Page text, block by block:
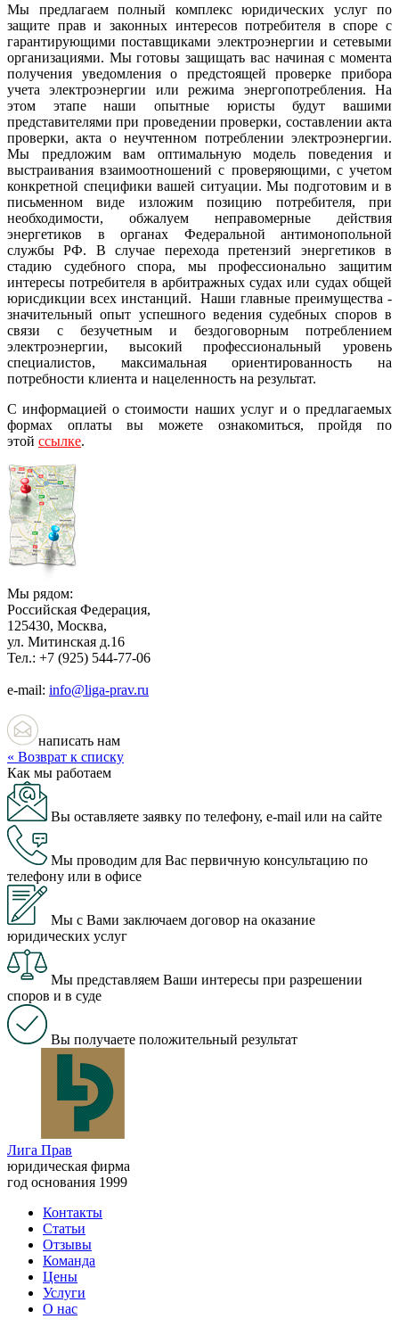
Мы предлагаем полный комплекс юридических услуг по
защите прав и законных интересов потребителя в споре с
гарантирующими поставщиками электроэнергии и сетевыми
организациями. Мы готовы защищать вас начиная с момента
получения уведомления о предстоящей проверке прибора
учета электроэнергии или режима энергопотребления. На
этом этапе наши опытные юристы будут вашими
представителями при проведении проверки, составлении акта
проверки, акта о неучтенном потреблении электроэнергии.
Мы предложим вам оптимальную модель поведения и
выстраивания взаимоотношений с проверяющими, с учетом
конкретной специфики вашей ситуации. Мы подготовим и в
письменном виде изложим позицию потребителя, при
необходимости, обжалуем неправомерные действия
энергетиков в органах Федеральной антимонопольной
службы РФ. В случае перехода претензий энергетиков в
стадию судебного спора, мы профессионально защитим
интересы потребителя в арбитражных судах или судах общей
юрисдикции всех инстанций. Наши главные преимущества -
значительный опыт успешного ведения судебных споров в
связи с безучетным и бездоговорным потреблением
электроэнергии, высокий профессиональный уровень
специалистов, максимальная ориентированность на
потребности клиента и нацеленность на результат.
С информацией о стоимости наших услуг и о предлагаемых
формах оплаты вы можете ознакомиться, пройдя по
этой ссылке.
Мы рядом:
Российская Федерация,
125430, Москва,
ул. Митинская д.16
Тел.: +7 (925) 544-77-06
e-mail: info@liga-prav.ru
написать нам
« Возврат к списку
Как мы работаем
Вы оставляете заявку по телефону, e-mail или на сайте
Мы проводим для Вас первичную консультацию по
телефону или в офисе
Мы с Вами заключаем договор на оказание
юридических услуг
Мы представляем Ваши интересы при разрешении
споров и в суде
Вы получаете положительный результат
Лига Прав
юридическая фирма
год основания 1999
Контакты
Статьи
Отзывы
Команда
Цены
Услуги
О нас